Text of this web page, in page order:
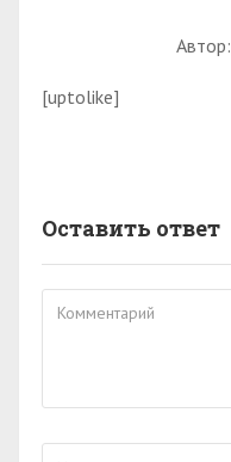
Автор:
[uptolike]
Оставить ответ